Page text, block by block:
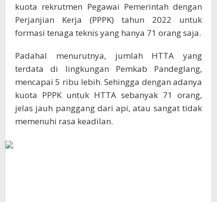
kuota rekrutmen Pegawai Pemerintah dengan
Perjanjian Kerja (PPPK) tahun 2022 untuk
formasi tenaga teknis yang hanya 71 orang saja.
Padahal menurutnya, jumlah HTTA yang
terdata di lingkungan Pemkab Pandeglang,
mencapai 5 ribu lebih. Sehingga dengan adanya
kuota PPPK untuk HTTA sebanyak 71 orang,
jelas jauh panggang dari api, atau sangat tidak
memenuhi rasa keadilan.